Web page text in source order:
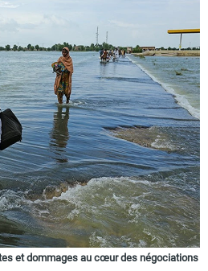
et dommages au cœur des négociations